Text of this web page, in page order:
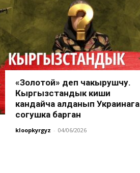
«Золотой» деп чакырушчу.
Кыргызстандык киши
кандайча алданып Украинага
согушка барган
kloopkyrgyz - 04/06/2026